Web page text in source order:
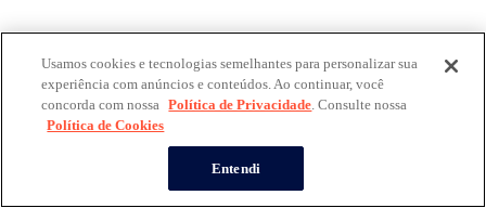
Usamos cookies e tecnologias semelhantes para personalizar sua
experiência com anúncios e conteúdos. Ao continuar, você
concorda com nossa Política de Privacidade. Consulte nossa
Política de Cookies
Entendi